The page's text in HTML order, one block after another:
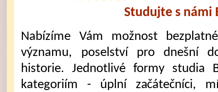
Studujte s námi
Nabízíme Vám možnost
významu, poselství pro dnešní
historie. Jednotlivé formy studia
kategoriím - úplní začátečníci,